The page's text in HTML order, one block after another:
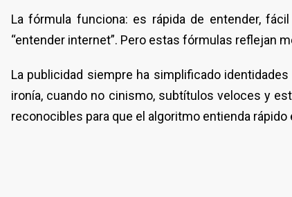
La fórmula funciona: es rápida de entender,
“entender internet”. Pero estas fórmulas reflejan
La publicidad siempre ha simplificado
ironía, cuando no cinismo, subtítulos veloces y
reconocibles para que el algoritmo entienda rápido